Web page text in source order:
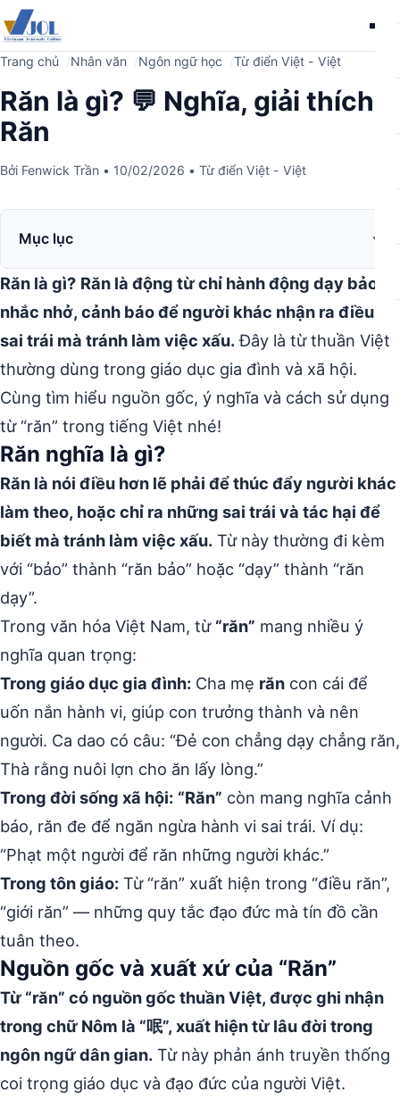
Trang chủ Nhân văn Ngôn ngữ học Từ điển Việt - Việt
Răn là gì? 💬 Nghĩa, giải thích
Răn
Bởi Fenwick Trần • 10/02/2026 • Từ điển Việt - Việt
Mục lục
Răn là gì? Răn là động từ chỉ hành động dạy bảo,
nhắc nhở, cảnh báo để người khác nhận ra điều
sai trái mà tránh làm việc xấu.Đây là từ thuần Việt
thường dùng trong giáo dục gia đình và xã hội.
Cùng tìm hiểu nguồn gốc, ý nghĩa và cách sử dụng
từ “răn” trong tiếng Việt nhé!
Răn nghĩa là gì?
Răn là nói điều hơn lẽ phải để thúc đẩy người khác
làm theo, hoặc chỉ ra những sai trái và tác hại để
biết mà tránh làm việc xấu. Từ này thường đi kèm
với “bảo” thành “răn bảo” hoặc “dạy” thành “răn
dạy”.
Trong văn hóa Việt Nam, từ “răn” mang nhiều ý
nghĩa quan trọng:
Trong giáo dục gia đình: Cha mẹ răn con cái để
uốn nắn hành vi, giúp con trưởng thành và nên
người. Ca dao có câu: “Đẻ con chẳng dạy chẳng răn,
Thà rằng nuôi lợn cho ăn lấy lòng.”
Trong đời sống xã hội: “Răn” còn mang nghĩa cảnh
báo, răn đe để ngăn ngừa hành vi sai trái. Ví dụ:
“Phạt một người để răn những người khác.”
Trong tôn giáo: Từ “răn” xuất hiện trong “điều răn”,
“giới răn” — những quy tắc đạo đức mà tín đồ cần
tuân theo.
Nguồn gốc và xuất xứ của “Răn”
Từ “răn” có nguồn gốc thuần Việt, được ghi nhận
trong chữ Nôm là “呡”, xuất hiện từ lâu đời trong
ngôn ngữ dân gian. Từ này phản ánh truyền thống
coi trọng giáo dục và đạo đức của người Việt.